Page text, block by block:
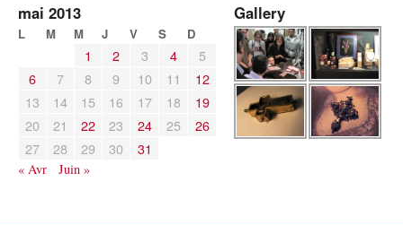
mai 2013
L M M J V S D
1 2 3 4
5
6
7 8 9 10 11
12
13
14 15 16 17 18
19
20
21 22 23 24 25
26
27
28 29 30 31
« Avr Juin »
Gallery